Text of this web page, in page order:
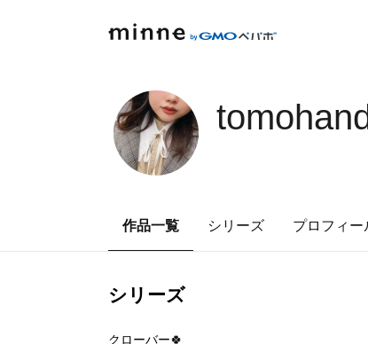
作品一覧 シリーズ プロフィー
シリーズ
クローバー🍀